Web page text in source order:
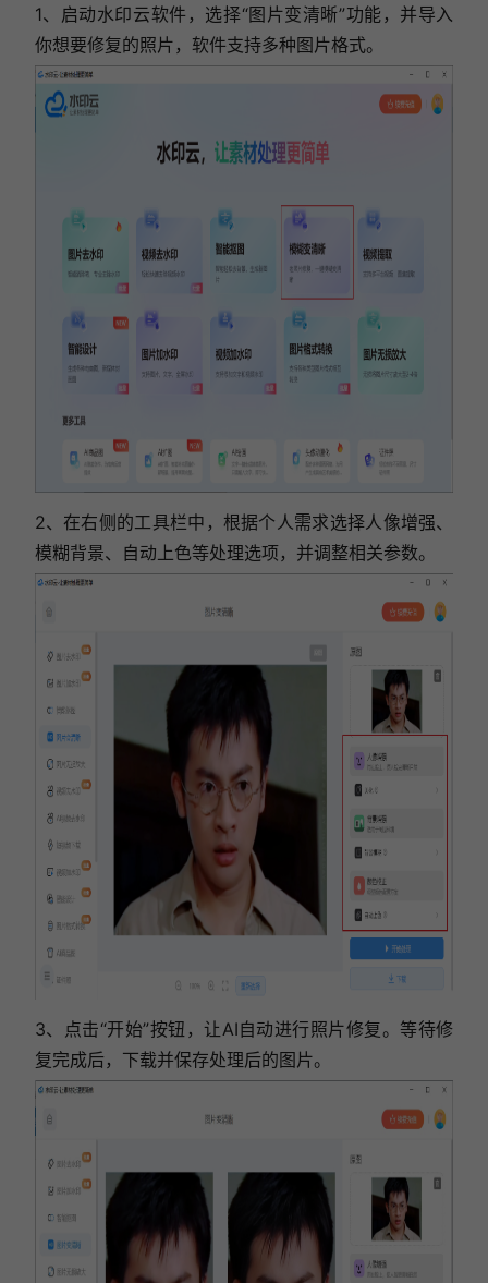
1、启动水印云软件，选择“图片变清晰”功能，并导入
你想要修复的照片，软件支持多种图片格式。
2、在右侧的工具栏中，根据个人需求选择人像增强、
模糊背景、自动上色等处理选项，并调整相关参数。
3、点击“开始”按钮，让AI自动进行照片修复。等待修
复完成后，下载并保存处理后的图片。